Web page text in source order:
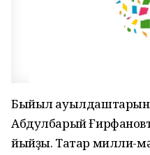
Быйыл ауылдаштарын
Абдулбарый
йыйҙы. Татар милли-